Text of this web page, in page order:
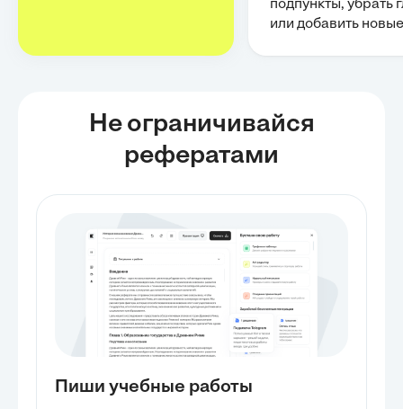
подпункты, убрать
или добавить новые
Не ограничивайся
рефератами
Пиши учебные работы